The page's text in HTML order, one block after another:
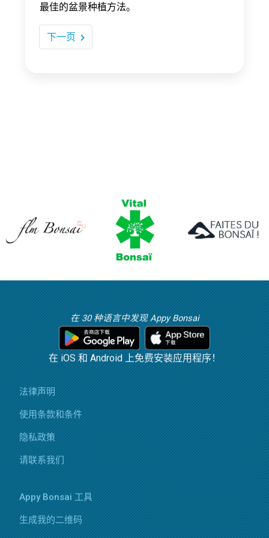
最佳的盆景种植方法。
下一页
在 30 种语言中发现 Appy Bonsai
在 iOS 和 Android 上免费安装应用程序！
法律声明
使用条款和条件
隐私政策
请联系我们
Appy Bonsai 工具
生成我的二维码